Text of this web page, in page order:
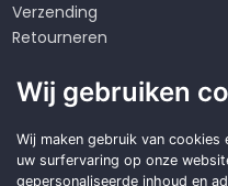
Verzending
Retourneren
Algemene voorwaarden
Op
Wij gebruiken
Wij maken gebruik van
uw surfervaring op onze
gepersonaliseerde inhoud en